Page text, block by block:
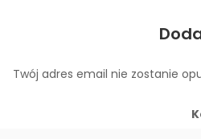
Twój adres email nie zostanie